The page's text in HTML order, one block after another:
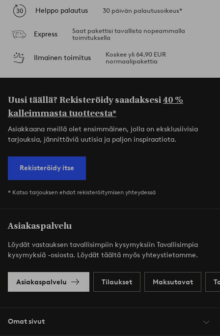
Helppo palautus 30 päivän palautusoikeus*
Express
Saat pakettisi tavallista nopeammalla
toimituksella
Ilmainen toimitus
Koskee yli 64,90 EUR
normaalipakettia
Uusi täällä? Rekisteröidy saadaksesi40 %
kalleimmasta tuotteesta*
Asiakkaana meillä olet ensimmäinen, jolla on eksklusiivisia
tarjouksia, jännittäviä uutisia ja paljon inspiraatiota.
Rekisteröidy itse
* Katso tarjouksen ehdot rekisteröitymisen yhteydessä
Asiakaspalvelu
Löydät vastauksen tavallisimpiin kysymyksiin Tavallisimpia
kysymyksiä -osiosta. Löydät täältä myös yhteystietomme.
Asiakaspalvelu Tilaukset Maksutavat
Omat sivut